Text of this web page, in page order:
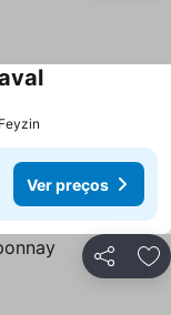
Ver preços
Ver preços
Partilhar